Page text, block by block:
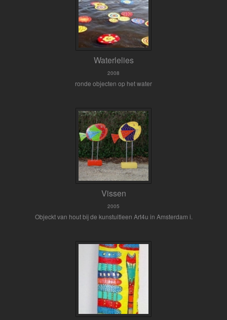
Waterlelies
2008
ronde objecten op het water
Vissen
2005
Objeckt van hout bij de kunstuitleen Art4u in Amsterdam i.